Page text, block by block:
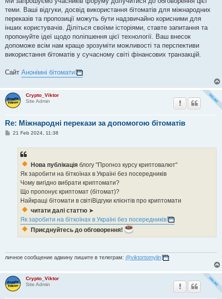
теми. Ваші відгуки, досвід використання бітоматів для міжнародних
переказів та пропозиції можуть бути надзвичайно корисними для
інших користувачів. Діліться своїми історіями, ставте запитання та
пропонуйте ідеї щодо поліпшення цієї технології. Ваш внесок
допоможе всім нам краще зрозуміти можливості та перспективи
використання бітоматів у сучасному світі фінансових транзакцій.
Сайт Анонімні бітомати
Crypto_Viktor
Site Admin
Re: Міжнародні перекази за допомогою бітоматів
P21 Feb 2024, 11:38
Нова публікація блогу "Прогноз курсу криптовалют"
Як заробити на біткоїнах в Україні без посередників
Чому вигідно вибрати криптомати?
Що пропонує криптомат (бітомат)?
Найкращі бітомати в світіВідгуки клієнтів про криптомати
читати далі статтю ➤
Як заробити на біткоїнах в Україні без посередників
Приєднуйтесь до обговорення!
личное сообщение админу пишите в телеграм: @viktortomylin
Crypto_Viktor
Site Admin